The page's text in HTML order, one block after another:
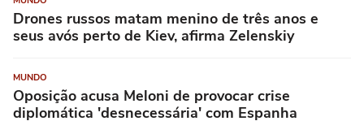
Drones russos matam menino de três anos e
seus avós perto de Kiev, afirma Zelenskiy
MUNDO
Oposição acusa Meloni de provocar crise
diplomática 'desnecessária' com Espanha